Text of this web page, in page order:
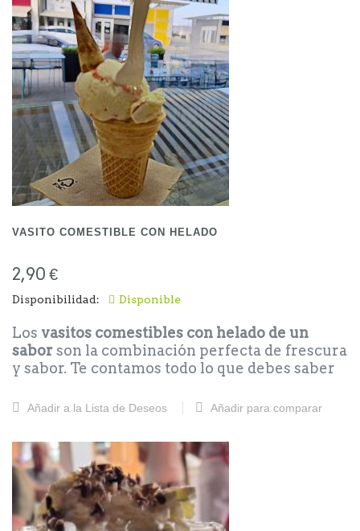
VASITO COMESTIBLE CON HELADO
2,90 €
Disponibilidad: Disponible
Los vasitos comestibles con helado de un
saborson la combinación perfecta de frescura
y sabor. Te contamos todo lo que debes saber
helado.
Añadir a la Lista de Deseos Añadir para comparar